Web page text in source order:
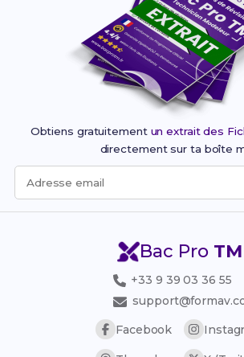
Obtiens gratuitement un extrait des
directement sur ta boîte
Adresse email
Bac Pro TM
+33 9 39 03 36 55
Facebook